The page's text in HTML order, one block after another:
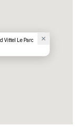
Vittel Le Parc